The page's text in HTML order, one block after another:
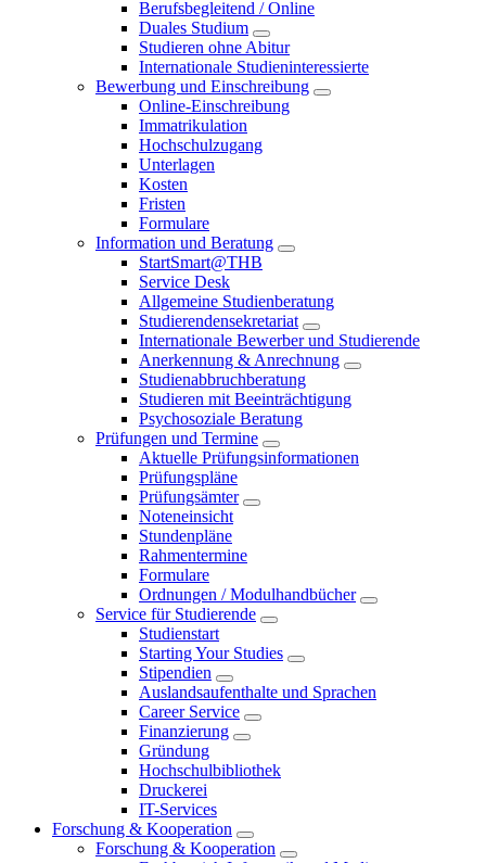
Berufsbegleitend / Online
Duales Studium
Studieren ohne Abitur
Internationale Studieninteressierte
Bewerbung und Einschreibung
Online-Einschreibung
Immatrikulation
Hochschulzugang
Unterlagen
Kosten
Fristen
Formulare
Information und Beratung
StartSmart@THB
Service Desk
Allgemeine Studienberatung
Studierendensekretariat
Internationale Bewerber und Studierende
Anerkennung & Anrechnung
Studienabbruchberatung
Studieren mit Beeinträchtigung
Psychosoziale Beratung
Prüfungen und Termine
Aktuelle Prüfungsinformationen
Prüfungspläne
Prüfungsämter
Noteneinsicht
Stundenpläne
Rahmentermine
Formulare
Ordnungen / Modulhandbücher
Service für Studierende
Studienstart
Starting Your Studies
Stipendien
Auslandsaufenthalte und Sprachen
Career Service
Finanzierung
Gründung
Hochschulbibliothek
Druckerei
IT-Services
Forschung & Kooperation
Forschung & Kooperation